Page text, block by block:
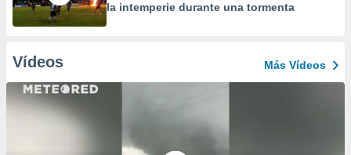
la intemperie durante una tormenta
Vídeos Más Vídeos